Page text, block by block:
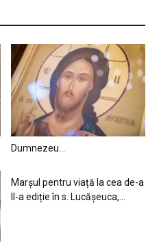
Dumnezeu…
Marșul pentru viață la cea de-a
II-a ediție în s. Lucășeuca,...